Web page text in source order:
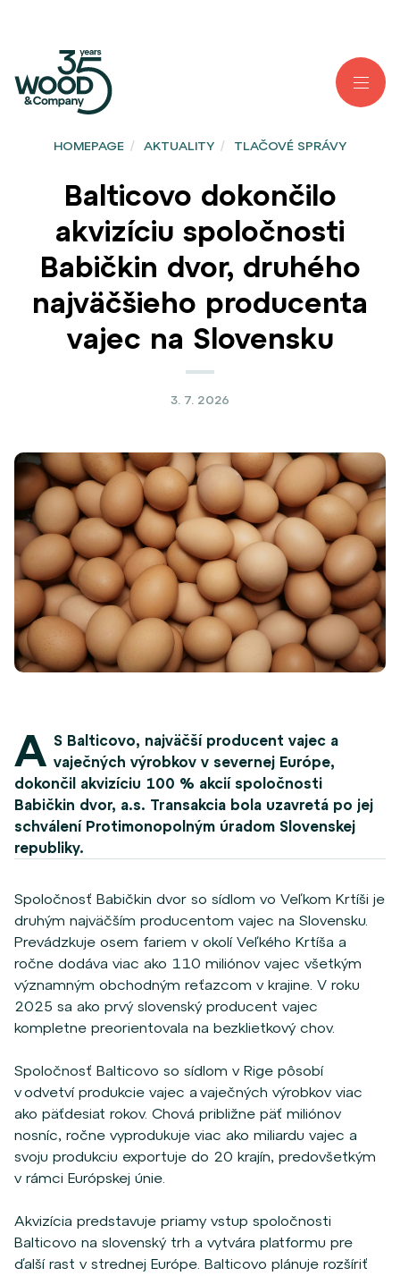
HOMEPAGE / AKTUALITY / TLAČOVÉ SPRÁVY
Balticovo dokončilo
akvizíciu spoločnosti
Babičkin dvor, druhého
najväčšieho producenta
vajec na Slovensku
3. 7. 2026
A S Balticovo, najväčší producent vajec a
vaječných výrobkov v severnej Európe,
dokončil akvizíciu 100 % akcií spoločnosti
Babičkin dvor, a.s. Transakcia bola uzavretá po jej
schválení Protimonopolným úradom Slovenskej
republiky.
Spoločnosť Babičkin dvor so sídlom vo Veľkom Krtíši je
druhým najväčším producentom vajec na Slovensku.
Prevádzkuje osem fariem v okolí Veľkého Krtíša a
ročne dodáva viac ako 110 miliónov vajec všetkým
významným obchodným reťazcom v krajine. V roku
2025 sa ako prvý slovenský producent vajec
kompletne preorientovala na bezklietkový chov.
Spoločnosť Balticovo so sídlom v Rige pôsobí
vodvetví produkcie vajec a vaječných výrobkov viac
ako päťdesiat rokov. Chová približne päť miliónov
nosníc, ročne vyprodukuje viac ako miliardu vajec a
svoju produkciu exportuje do 20 krajín, predovšetkým
v rámci Európskej únie.
Akvizícia predstavuje priamy vstup spoločnosti
Balticovo na slovenský trh a vytvára platformu pre
ďalší rast v strednej Európe. Balticovo plánuje rozšíriť